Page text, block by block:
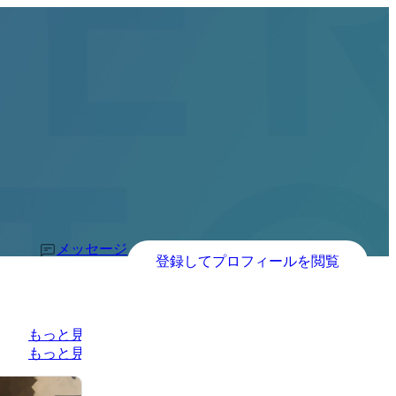
メッセージ
登録してプロフィールを閲覧
もっと見る
もっと見る